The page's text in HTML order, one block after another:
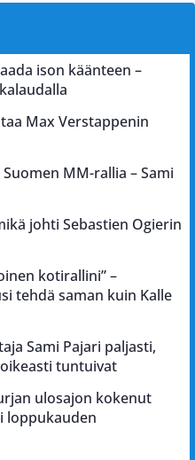
ison käänteen –
Max Verstappenin
MM-rallia – Sami
johti Sebastien Ogierin
kotirallini” –
tehdä saman kuin Kalle
Sami Pajari paljasti,
tuntuivat
ulosajon kokenut
loppukauden